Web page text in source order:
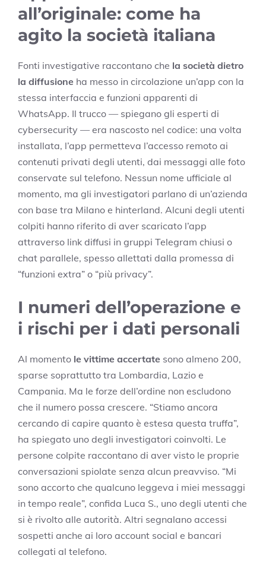
all’originale: come ha
agito la società italiana
Fonti investigative raccontano che la società dietro
la diffusione ha messo in circolazione un’app con la
stessa interfaccia e funzioni apparenti di
WhatsApp. Il trucco — spiegano gli esperti di
cybersecurity — era nascosto nel codice: una volta
installata, l’app permetteva l’accesso remoto ai
contenuti privati degli utenti, dai messaggi alle foto
conservate sul telefono. Nessun nome ufficiale al
momento, ma gli investigatori parlano di un’azienda
con base tra Milano e hinterland. Alcuni degli utenti
colpiti hanno riferito di aver scaricato l’app
attraverso link diffusi in gruppi Telegram chiusi o
chat parallele, spesso allettati dalla promessa di
“funzioni extra” o “più privacy”.
I numeri dell’operazione e
i rischi per i dati personali
Al momento le vittime accertate sono almeno 200,
sparse soprattutto tra Lombardia, Lazio e
Campania. Ma le forze dell’ordine non escludono
che il numero possa crescere. “Stiamo ancora
cercando di capire quanto è estesa questa truffa”,
ha spiegato uno degli investigatori coinvolti. Le
persone colpite raccontano di aver visto le proprie
conversazioni spiolate senza alcun preavviso. “Mi
sono accorto che qualcuno leggeva i miei messaggi
in tempo reale”, confida Luca S., uno degli utenti che
si è rivolto alle autorità. Altri segnalano accessi
sospetti anche ai loro account social e bancari
collegati al telefono.